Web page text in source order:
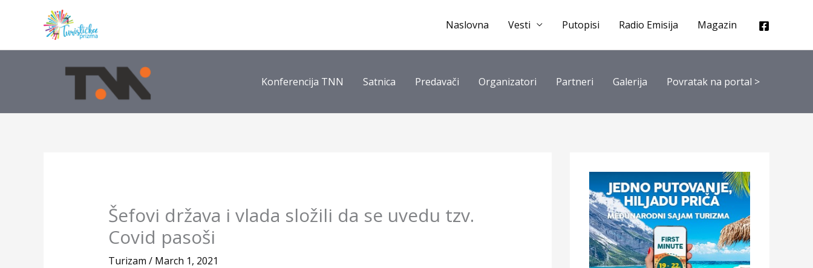
Naslovna Vesti Putopisi Radio Emisija Magazin
Konferencija TNN Satnica Predavači Organizatori Partneri Galerija Povratak na portal >
Šefovi država i vlada složili da se uvedu tzv.
Covid pasoši
Turizam / March 1, 2021